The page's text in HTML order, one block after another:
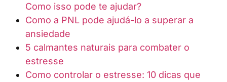
Como isso pode te ajudar?
Como a PNL pode ajudá-lo a superar a
ansiedade
5 calmantes naturais para combater o
estresse
Como controlar o estresse: 10 dicas que